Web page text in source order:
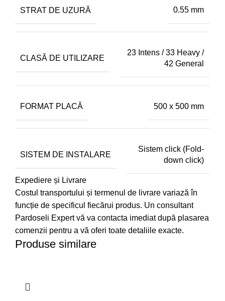
STRAT DE UZURĂ 0.55 mm
CLASĂ DE UTILIZARE
23 Intens / 33 Heavy /
42 General
FORMAT PLACĂ 500 x 500 mm
SISTEM DE INSTALARE
Sistem click (Fold-
down click)
Expediere și Livrare
Costul transportului și termenul de livrare variază în
funcție de specificul fiecărui produs. Un consultant
Pardoseli Expert vă va contacta imediat după plasarea
comenzii pentru a vă oferi toate detaliile exacte.
Produse similare